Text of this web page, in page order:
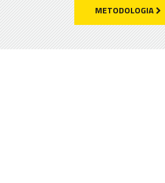
METODOLOGIA